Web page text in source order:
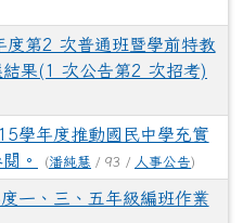
度第2 次普通班暨學前特教
果(1 次公告第2 次招考)
學年度推動國民中學充實
。
(潘純慧 / 93 / 人事公告)
一、三、五年級編班作業